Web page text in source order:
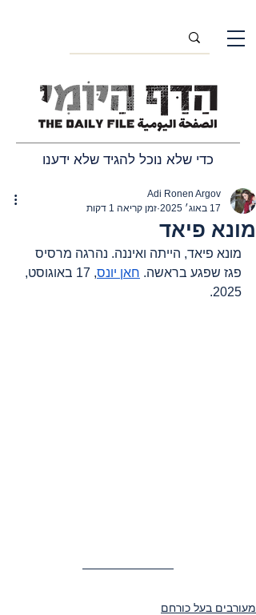
כדי שלא נוכל להגיד שלא ידענו
מונא פיאד
Adi Ronen Argov
17 באוג׳ 2025
זמן קריאה 1 דקות
מונא פיאד, הייתה ואיננה. נהרגה מרסיס
פגז שפגע בראשה. חאן יונס
, 17 באוגוסט,
2025.
מעורבים בעל כורחם